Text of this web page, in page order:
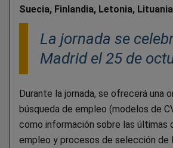
Suecia, Finlandia, Letonia,
La jornada se
Madrid el 25 de
Durante la jornada, se ofrecerá una
búsqueda de empleo (modelos de
como información sobre las últimas
empleo y procesos de selección de